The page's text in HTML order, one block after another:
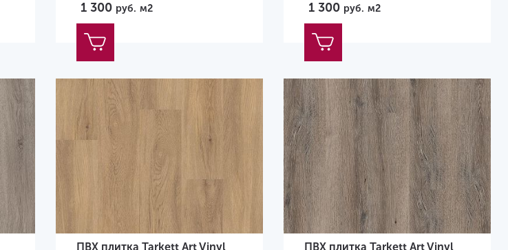
1 300 руб. м2 1 300 руб. м2
ПВХ плитка Tarkett Art Vinyl
ПВХ плитка Tarkett Art Vinyl